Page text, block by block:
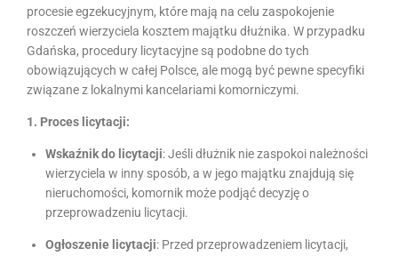
procesie egzekucyjnym, które mają na celu zaspokojenie
roszczeń wierzyciela kosztem majątku dłużnika. W przypadku
Gdańska, procedury licytacyjne są podobne do tych
obowiązujących w całej Polsce, ale mogą być pewne specyfiki
związane z lokalnymi kancelariami komorniczymi.
1. Proces licytacji:
Wskaźnik do licytacji: Jeśli dłużnik nie zaspokoi należności
wierzyciela w inny sposób, a w jego majątku znajdują się
nieruchomości, komornik może podjąć decyzję o
przeprowadzeniu licytacji.
Ogłoszenie licytacji: Przed przeprowadzeniem licytacji,